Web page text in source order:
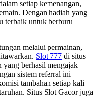
setiap kemenangan,
Dengan hadiah yang
terbaik untuk berburu
melalui permainan,
Slot 777 di situs
yang berhasil mengajak
sistem referral ini
tambahan setiap kali
Situs Slot Gacor juga